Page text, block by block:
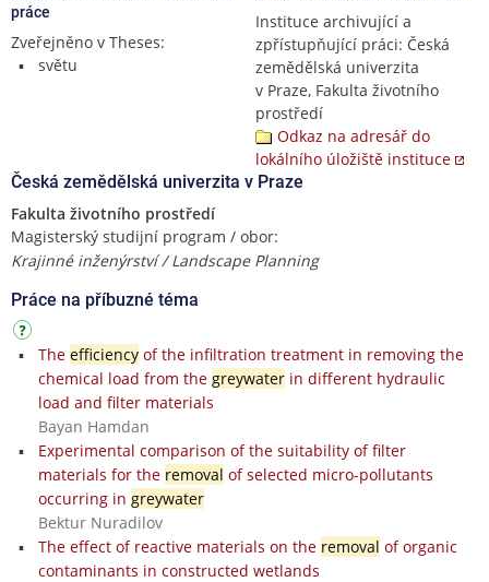
práce
Zveřejněno v Theses:
světu
Instituce archivující a
zpřístupňující práci: Česká
zemědělská univerzita
v Praze, Fakulta životního
prostředí
Odkaz na adresář do
lokálního úložiště instituce
Česká zemědělská univerzita v Praze
Fakulta životního prostředí
Magisterský studijní program / obor:
Krajinné inženýrství / Landscape Planning
Práce na příbuzné téma
The efficiencyof the infiltration treatment in removing the
chemical load from the greywaterin different hydraulic
load and filter materials
Bayan Hamdan
Experimental comparison of the suitability of filter
materials for the removal of selected micro-pollutants
occurring in greywater
Bektur Nuradilov
The effect of reactive materials on the removal of organic
contaminants in constructed wetlands